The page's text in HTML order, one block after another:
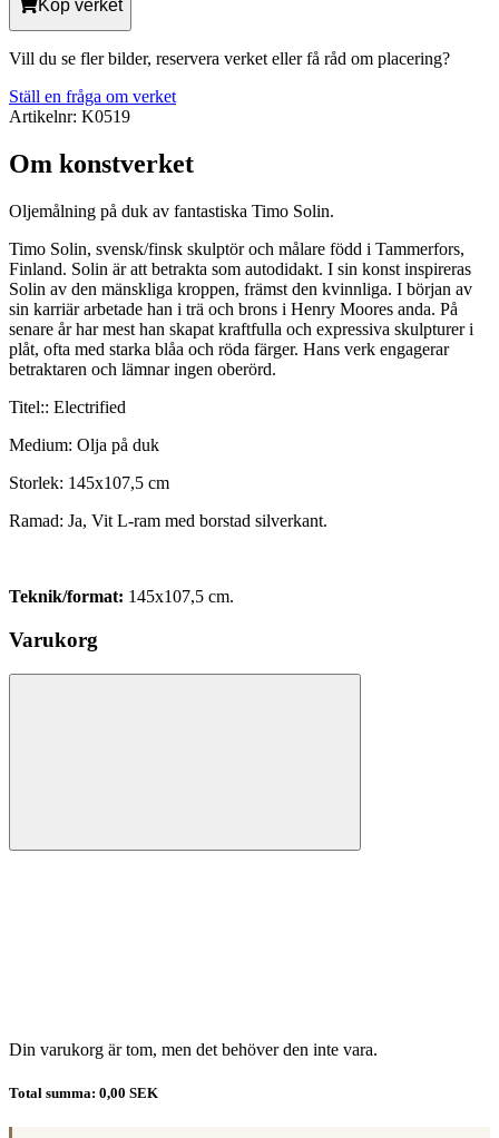
Köp verket
Vill du se fler bilder, reservera verket eller få råd om placering?
Ställ en fråga om verket
Artikelnr: K0519
Om konstverket
Oljemålning på duk av fantastiska Timo Solin.
Timo Solin, svensk/finsk skulptör och målare född i Tammerfors,
Finland. Solin är att betrakta som autodidakt. I sin konst inspireras
Solin av den mänskliga kroppen, främst den kvinnliga. I början av
sin karriär arbetade han i trä och brons i Henry Moores anda. På
senare år har mest han skapat kraftfulla och expressiva skulpturer i
plåt, ofta med starka blåa och röda färger. Hans verk engagerar
betraktaren och lämnar ingen oberörd.
Titel:: Electrified
Medium: Olja på duk
Storlek: 145x107,5 cm
Ramad: Ja, Vit L-ram med borstad silverkant.
Teknik/format: 145x107,5 cm.
Varukorg
Din varukorg är tom, men det behöver den inte vara.
Total summa: 0,00 SEK